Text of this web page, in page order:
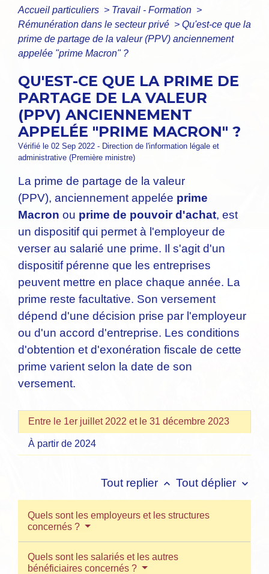
Accueil particuliers > Travail - Formation >
Rémunération dans le secteur privé > Qu'est-ce que la
prime de partage de la valeur (PPV) anciennement
appelée "prime Macron" ?
QU'EST-CE QUE LA PRIME DE
PARTAGE DE LA VALEUR
(PPV) ANCIENNEMENT
APPELÉE "PRIME MACRON" ?
Vérifié le 02 Sep 2022 - Direction de l'information légale et
administrative (Première ministre)
La prime de partage de la valeur
(PPV), anciennement appelée prime
Macron ou prime de pouvoir d'achat, est
un dispositif qui permet à l'employeur de
verser au salarié une prime. Il s'agit d'un
dispositif pérenne que les entreprises
peuvent mettre en place chaque année. La
prime reste facultative. Son versement
dépend d'une décision prise par l'employeur
ou d'un accord d'entreprise. Les conditions
d'obtention et d'exonération fiscale de cette
prime varient selon la date de son
versement.
Entre le 1er juillet 2022 et le 31 décembre 2023
À partir de 2024
Tout replier keyboard_arrow_up Tout déplier keyboard_arrow_down
Quels sont les employeurs et les structures
concernés ?
Quels sont les salariés et les autres
bénéficiaires concernés ?